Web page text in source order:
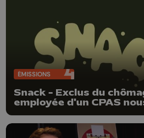
ÉMISSIONS
Snack - Exclus du
employée d'un CPAS
Belgique